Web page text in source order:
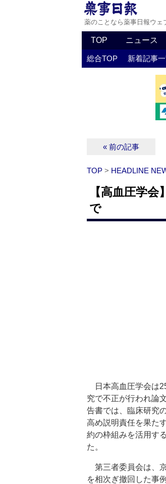
薬のことなら薬事日報ウェ
TOP ニュース
総合TOP 新着記事
« 前の記事
TOP > HEADLINE
【高血圧学
で
日本高血圧学会は
究で不正が行われ論
告書では、臨床研究
高め説明責任を果た
約の枠組みを活用す
た。
第三者委員会は、
を相次ぎ撤回した事